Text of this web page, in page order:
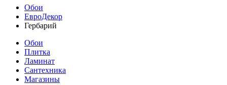
Обои
ЕвроДекор
Гербарий
Обои
Плитка
Ламинат
Сантехника
Магазины